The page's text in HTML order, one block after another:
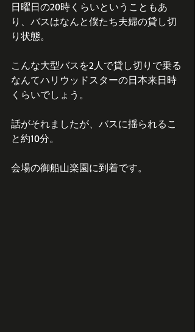
日曜日の20時くらいということもあ
り、バスはなんと僕たち夫婦の貸し切
り状態。
こんな大型バスを2人で貸し切りで乗る
なんてハリウッドスターの日本来日時
くらいでしょう。
話がそれましたが、バスに揺られるこ
と約10分。
会場の御船山楽園に到着です。